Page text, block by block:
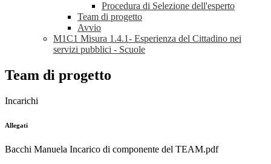
Procedura di Selezione dell'esperto
Team di progetto
Avvio
M1C1 Misura 1.4.1- Esperienza del Cittadino nei
servizi pubblici - Scuole
Team di progetto
Incarichi
Allegati
Bacchi Manuela Incarico di componente del TEAM.pdf